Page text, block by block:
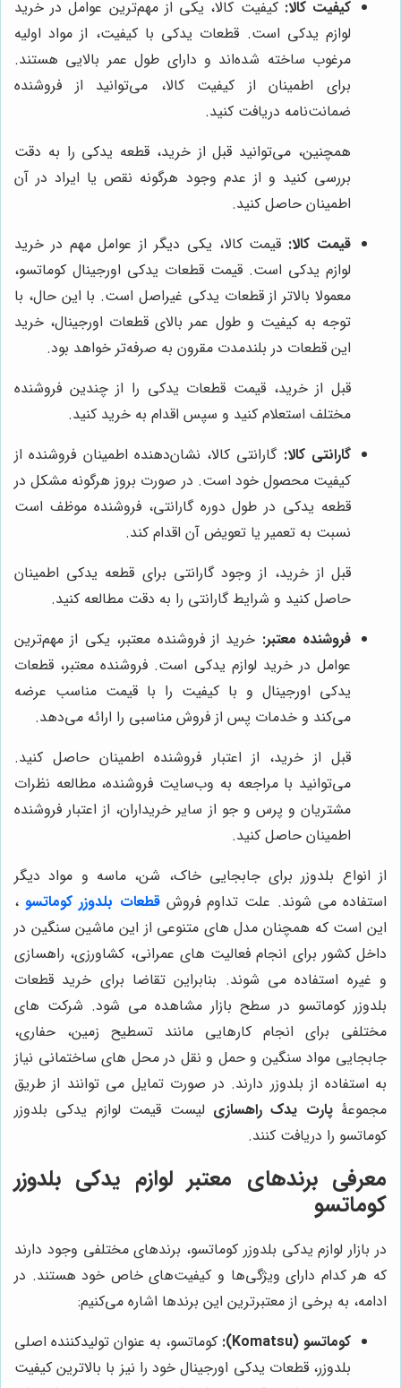
کیفیت کالا: کیفیت کالا، یکی از مهم‌ترین عوامل در خرید
لوازم یدکی است. قطعات یدکی با کیفیت، از مواد اولیه
مرغوب ساخته شده‌اند و دارای طول عمر بالایی هستند.
برای اطمینان از کیفیت کالا، می‌توانید از فروشنده
ضمانت‌نامه دریافت کنید.
همچنین، می‌توانید قبل از خرید، قطعه یدکی را به دقت
بررسی کنید و از عدم وجود هرگونه نقص یا ایراد در آن
اطمینان حاصل کنید.
قیمت کالا: قیمت کالا، یکی دیگر از عوامل مهم در خرید
لوازم یدکی است. قیمت قطعات یدکی اورجینال کوماتسو،
معمولا بالاتر از قطعات یدکی غیراصل است. با این حال، با
توجه به کیفیت و طول عمر بالای قطعات اورجینال، خرید
این قطعات در بلندمدت مقرون به صرفه‌تر خواهد بود.
قبل از خرید، قیمت قطعات یدکی را از چندین فروشنده
مختلف استعلام کنید و سپس اقدام به خرید کنید.
گارانتی کالا: گارانتی کالا، نشان‌دهنده اطمینان فروشنده از
کیفیت محصول خود است. در صورت بروز هرگونه مشکل در
قطعه یدکی در طول دوره گارانتی، فروشنده موظف است
نسبت به تعمیر یا تعویض آن اقدام کند.
قبل از خرید، از وجود گارانتی برای قطعه یدکی اطمینان
حاصل کنید و شرایط گارانتی را به دقت مطالعه کنید.
فروشنده معتبر: خرید از فروشنده معتبر، یکی از مهم‌ترین
عوامل در خرید لوازم یدکی است. فروشنده معتبر، قطعات
یدکی اورجینال و با کیفیت را با قیمت مناسب عرضه
می‌کند و خدمات پس از فروش مناسبی را ارائه می‌دهد.
قبل از خرید، از اعتبار فروشنده اطمینان حاصل کنید.
می‌توانید با مراجعه به وب‌سایت فروشنده، مطالعه نظرات
مشتریان و پرس و جو از سایر خریداران، از اعتبار فروشنده
اطمینان حاصل کنید.
از انواع بلدوزر برای جابجایی خاک، شن، ماسه و مواد دیگر
استفاده می‌ شوند. علت تداوم فروشقطعات بلدوزر کوماتسو،
این است که همچنان مدل های متنوعی از این ماشین سنگین در
داخل کشور برای انجام فعالیت های عمرانی، کشاورزی، راهسازی
و غیره استفاده می شوند. بنابراین تقاضا برای خرید قطعات
بلدوزر کوماتسو در سطح بازار مشاهده می شود. شرکت های
مختلفی برای انجام کارهایی مانند تسطیح زمین، حفاری،
جابجایی مواد سنگین و حمل و نقل در محل‌ های ساختمانی نیاز
به استفاده از بلدوزر دارند. در صورت تمایل می توانند از طریق
مجموعۀپارت یدک راهسازی لیست قیمت لوازم یدکی بلدوزر
کوماتسو را دریافت کنند.
معرفی برندهای معتبر لوازم یدکی بلدوزر
کوماتسو
در بازار لوازم یدکی بلدوزر کوماتسو، برندهای مختلفی وجود دارند
که هر کدام دارای ویژگی‌ها و کیفیت‌های خاص خود هستند. در
ادامه، به برخی از معتبرترین این برندها اشاره می‌کنیم:
کوماتسو (Komatsu):
کوماتسو، به عنوان تولیدکننده اصلی
بلدوزر، قطعات یدکی اورجینال خود را نیز با بالاترین کیفیت